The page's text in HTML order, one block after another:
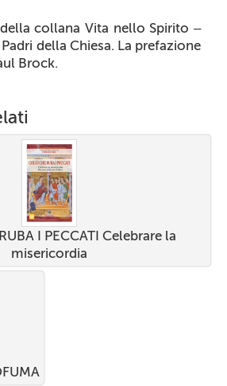
collana Vita nello Spirito –
della Chiesa. La prefazione
Brock.
I PECCATI Celebrare la
misericordia